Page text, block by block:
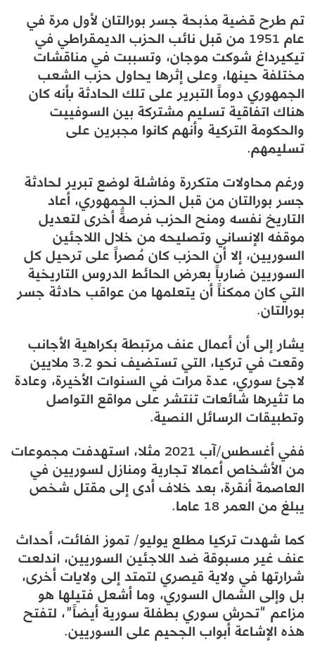
تم طرح قضية مذبحة جسر بورالتان لأول مرة في
عام 1951 من قبل نائب الحزب الديمقراطي في
تيكيرداغ شوكت موجان، وتسببت في مناقشات
مختلفة حينها، وعلى إثرها يحاول حزب الشعب
الجمهوري دوماً التبرير على تلك الحادثة بأنه كان
هناك اتفاقية تسليم مشتركة بين السوفييت
والحكومة التركية وأنهم كانوا مجبرين على
تسليمهم.
ورغم محاولات متكررة وفاشلة لوضع تبرير لحادثة
جسر بورالتان من قبل الحزب الجمهوري، أعاد
التاريخ نفسه ومنح الحزب فرصةً أخرى لتعديل
موقفه الإنساني وتصليحه من خلال اللاجئين
السوريين، إلا أن الحزب كان مُصراً على ترحيل كل
السوريين ضارباً بعرض الحائط الدروس التاريخية
التي كان ممكناً أن يتعلمها من عواقب حادثة جسر
بورالتان.
يشار إلى أن أعمال عنف مرتبطة بكراهية الأجانب
وقعت في تركيا، التي تستضيف نحو 3.2 ملايين
لاجئ سوري، عدة مرات في السنوات الأخيرة، وعادة
ما تثيرها شائعات تنتشر على مواقع التواصل
وتطبيقات الرسائل النصية.
ففي أغسطس/آب 2021 مثلا، استهدفت مجموعات
من الأشخاص أعمالا تجارية ومنازل لسوريين في
العاصمة أنقرة، بعد خلاف أدى إلى مقتل شخص
يبلغ من العمر 18 عاما.
كما شهدت تركيا مطلع يوليو/ تموز الفائت، أحداث
عنف غير مسبوقة ضد اللاجئين السوريين، اندلعت
شرارتها في ولاية قيصري لتمتد إلى ولايات أخرى،
بل وإلى الشمال السوري، وما أشعل فتيلها هو
مزاعم “تحرش سوري بطفلة سورية أيضاً”، لتفتح
هذه الإشاعة أبواب الجحيم على السوريين.